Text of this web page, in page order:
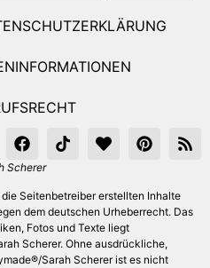
Scherer
Seitenbetreiber erstellten Inhalte
dem deutschen Urheberrecht. Das
Fotos und Texte liegt
Scherer. Ohne ausdrückliche,
Sarah Scherer ist es nicht